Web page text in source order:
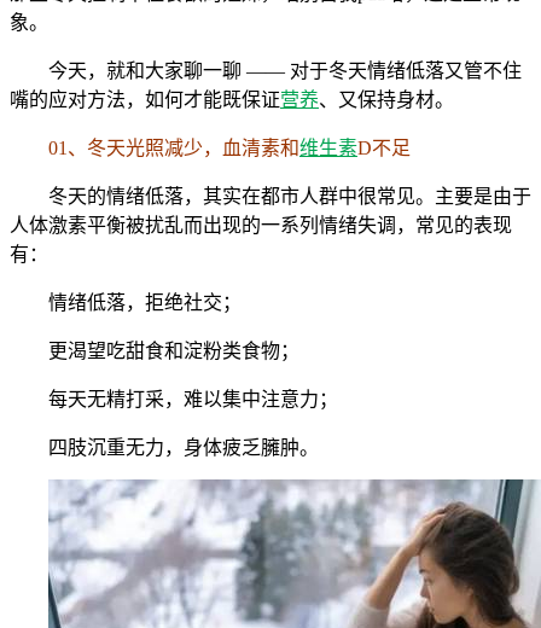
象。
今天，就和大家聊一聊 —— 对于冬天情绪低落又管不住
嘴的应对方法，如何才能既保证营养、又保持身材。
01、冬天光照减少，血清素和维生素D不足
冬天的情绪低落，其实在都市人群中很常见。主要是由于
人体激素平衡被扰乱而出现的一系列情绪失调，常见的表现
有：
情绪低落，拒绝社交；
更渴望吃甜食和淀粉类食物；
每天无精打采，难以集中注意力；
四肢沉重无力，身体疲乏臃肿。